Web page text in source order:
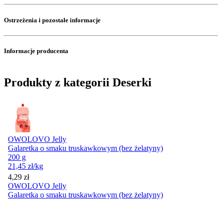
Ostrzeżenia i pozostałe informacje
Informacje producenta
Produkty z kategorii Deserki
OWOLOVO Jelly
Galaretka o smaku truskawkowym (bez żelatyny)
200 g
21,45 zł/kg
Cena
4,29 zł
OWOLOVO Jelly
Galaretka o smaku truskawkowym (bez żelatyny)